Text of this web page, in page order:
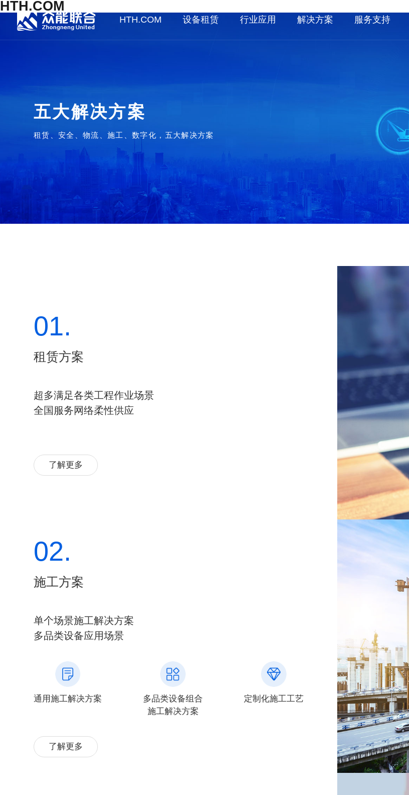
HTH.COM
HTH.COM 设备租赁 行业应用 解决方案 服务支持
五大解决方案
租赁、安全、物流、施工、数字化，五大解决方案
01.
租赁方案
超多满足各类工程作业场景
全国服务网络柔性供应
了解更多
02.
施工方案
单个场景施工解决方案
多品类设备应用场景
通用施工解决方案
多品类设备组合
施工解决方案
定制化施工工艺
了解更多